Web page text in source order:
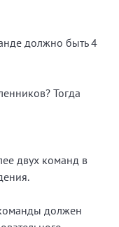
должно быть 4
Тогда
двух команд в
должен